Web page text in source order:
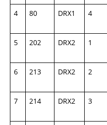
4
80 DRX1 4
5
202 DRX2 1
6
213 DRX2 2
7 214 DRX2 3